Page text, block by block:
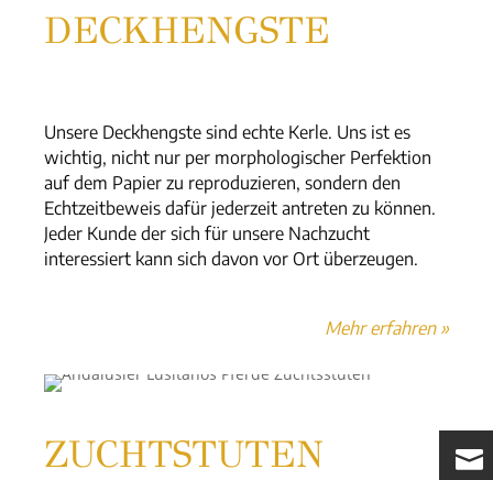
DECKHENGSTE
Unsere Deckhengste sind echte Kerle. Uns ist es
wichtig, nicht nur per morphologischer Perfektion
auf dem Papier zu reproduzieren, sondern den
Echtzeitbeweis dafür jederzeit antreten zu können.
Jeder Kunde der sich für unsere Nachzucht
interessiert kann sich davon vor Ort überzeugen.
Mehr erfahren »
ZUCHTSTUTEN